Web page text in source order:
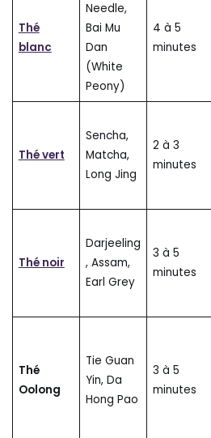
Thé
blanc
Needle,
Bai Mu
Dan
(White
Peony)
4 à 5
minutes
Thé vert
Sencha,
Matcha,
Long Jing
2 à 3
minutes
Thé noir
Darjeeling
, Assam,
Earl Grey
3 à 5
minutes
Thé
Oolong
Tie Guan
Yin, Da
Hong Pao
3 à 5
minutes